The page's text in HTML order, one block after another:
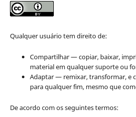
Qualquer usuário tem direito de:
Compartilhar — copiar, baixar,
material em qualquer suporte ou
Adaptar — remixar, transformar, e
para qualquer fim, mesmo que
De acordo com os seguintes termos: